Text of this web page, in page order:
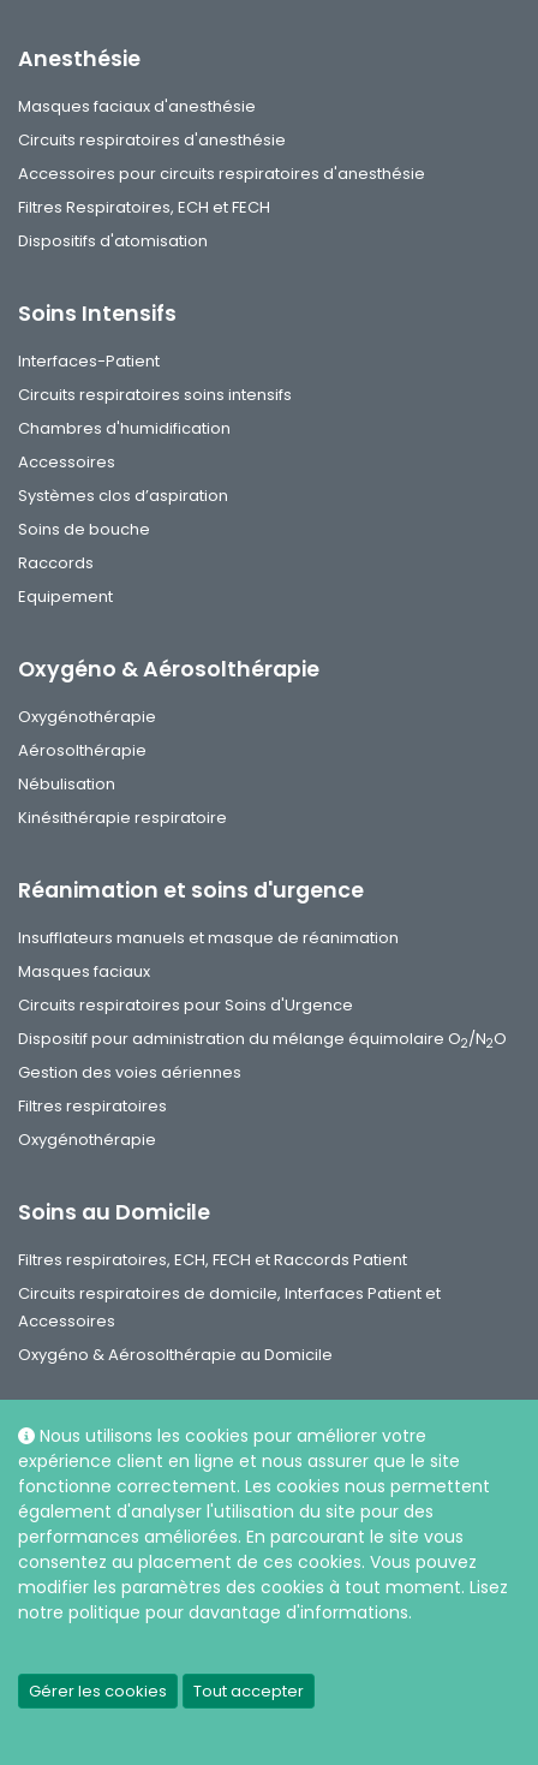
Nous utilisons les cookies pour améliorer votre
expérience client en ligne et nous assurer que le site
fonctionne correctement. Les cookies nous permettent
également d'analyser l'utilisation du site pour des
performances améliorées. En parcourant le site vous
consentez au placement de ces cookies. Vous pouvez
modifier les paramètres des cookies à tout moment. Lisez
notre politique pour davantage d'informations.
Gérer les cookies Tout accepter
Anesthésie
Masques faciaux d'anesthésie
Circuits respiratoires d'anesthésie
Accessoires pour circuits respiratoires d'anesthésie
Filtres Respiratoires, ECH et FECH
Dispositifs d'atomisation
Soins Intensifs
Interfaces-Patient
Circuits respiratoires soins intensifs
Chambres d'humidification
Accessoires
Systèmes clos d’aspiration
Soins de bouche
Raccords
Equipement
Oxygéno & Aérosolthérapie
Oxygénothérapie
Aérosolthérapie
Nébulisation
Kinésithérapie respiratoire
Réanimation et soins d'urgence
Insufflateurs manuels et masque de réanimation
Masques faciaux
Circuits respiratoires pour Soins d'Urgence
Dispositif pour administration du mélange équimolaire O2/N2O
Gestion des voies aériennes
Filtres respiratoires
Oxygénothérapie
Soins au Domicile
Filtres respiratoires, ECH, FECH et Raccords Patient
Circuits respiratoires de domicile, Interfaces Patient et
Accessoires
Oxygéno & Aérosolthérapie au Domicile
Réseaux sociaux
|Politique de confidentialité et sur l’utilisation des cookies